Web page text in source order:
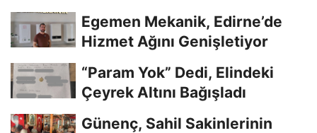
Egemen Mekanik, Edirne’de
Hizmet Ağını Genişletiyor
“Param Yok” Dedi, Elindeki
Çeyrek Altını Bağışladı
Günenç, Sahil Sakinlerinin